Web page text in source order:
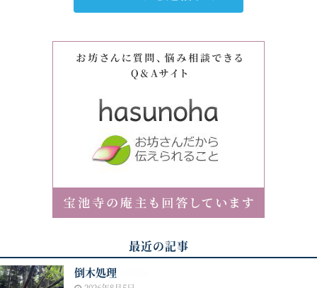
最近の記事
倒木処理